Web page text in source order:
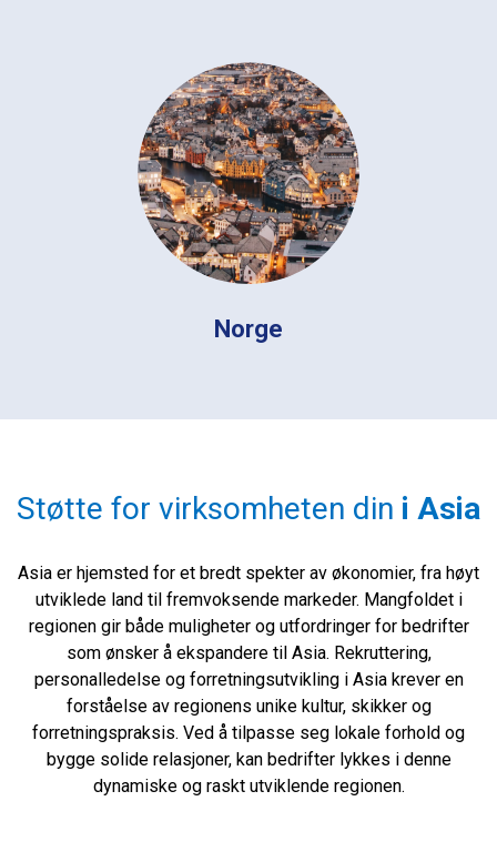
Norge
Støtte for virksomheten din i Asia
Asia er hjemsted for et bredt spekter av økonomier, fra høyt
utviklede land til fremvoksende markeder. Mangfoldet i
regionen gir både muligheter og utfordringer for bedrifter
som ønsker å ekspandere til Asia. Rekruttering,
personalledelse og forretningsutvikling i Asia krever en
forståelse av regionens unike kultur, skikker og
forretningspraksis. Ved å tilpasse seg lokale forhold og
bygge solide relasjoner, kan bedrifter lykkes i denne
dynamiske og raskt utviklende regionen.